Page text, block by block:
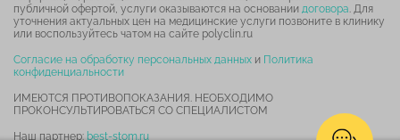
публичной офертой, услуги оказываются на основании договора. Для
уточнения актуальных цен на медицинские услуги позвоните в клинику
или воспользуйтесь чатом на сайте polyclin.ru
Согласие на обработку персональных данных и Политика
конфиденциальности
ИМЕЮТСЯ ПРОТИВОПОКАЗАНИЯ. НЕОБХОДИМО
ПРОКОНСУЛЬТИРОВАТЬСЯ СО СПЕЦИАЛИСТОМ
Наш партнер: best-stom.ru